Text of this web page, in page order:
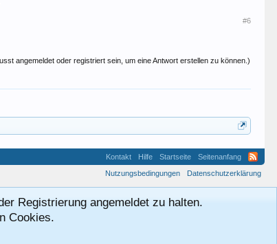
#6
angemeldet oder registriert sein, um eine Antwort erstellen zu können.)
Kontakt Hilfe Startseite
Seitenanfang
Nutzungsbedingungen
Datenschutzerklärung
Registrierung angemeldet zu halten.
Cookies.